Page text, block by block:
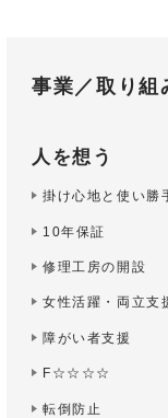
事業／取り組
人を想う
掛け心地と使い勝
10年保証
修理工房の開設
女性活躍・両立支
障がい者支援
F☆☆☆☆
転倒防止